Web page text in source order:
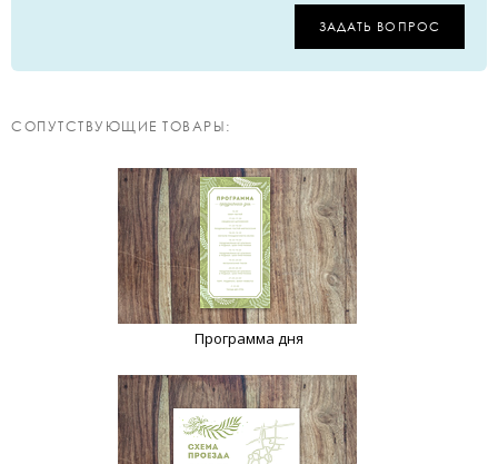
ЗАДАТЬ ВОПРОС
CОПУТСТВУЮЩИЕ ТОВАРЫ:
Программа дня